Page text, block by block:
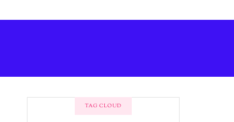
TAG CLOUD